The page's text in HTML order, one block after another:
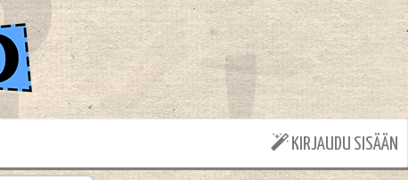
KIRJAUDU SISÄÄN